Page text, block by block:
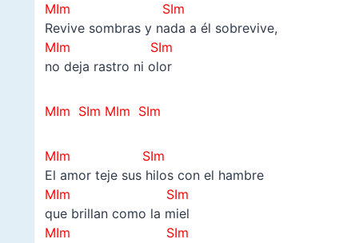
MIm
SIm
Revive sombras y nada a él sobrevive,
MIm SIm
no deja rastro ni olor
MIm SIm MIm SIm
MIm
SIm
El amor teje sus hilos con el hambre
MIm SIm
que brillan como la miel
MIm
SIm